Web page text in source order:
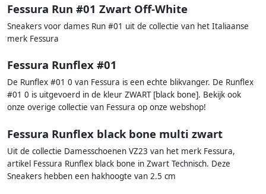
Fessura Run #01 Zwart Off-White
Sneakers voor dames Run #01 uit de collectie van het Italiaanse
merk Fessura
Fessura Runflex #01
De Runflex #01 0 van Fessura is een echte blikvanger. De Runflex
#01 0 is uitgevoerd in de kleur ZWART [black bone]. Bekijk ook
onze overige collectie van Fessura op onze webshop!
Fessura Runflex black bone multi zwart
Uit de collectie Damesschoenen VZ23 van het merk Fessura,
artikel Fessura Runflex black bone in Zwart Technisch. Deze
Sneakers hebben een hakhoogte van 2.5 cm